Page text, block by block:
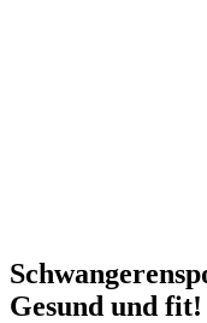
Gesund und fit!